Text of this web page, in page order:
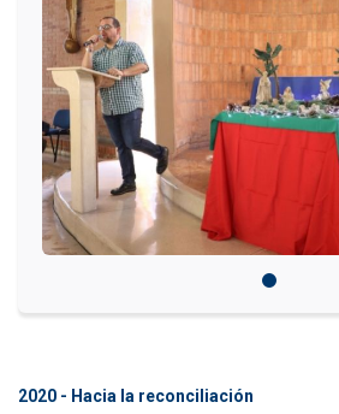
2020 - Hacia la reconciliación
CARTERA
Inscripciones
Estudiantes
Egresados
Docentes